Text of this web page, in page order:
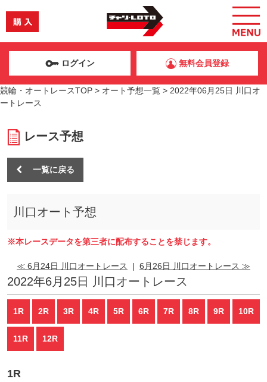
ログイン 無料会員登録
競輪・オートレースTOP > オート予想一覧 > 2022年06月25日 川口オ
ートレース
レース予想
一覧に戻る
川口オート予想
※本レースデータを第三者に配布することを禁じます。
≪ 6月24日 川口オートレース | 6月26日 川口オートレース ≫
2022年6月25日 川口オートレース
1R 2R 3R 4R 5R 6R 7R 8R 9R 10R
11R 12R
1R